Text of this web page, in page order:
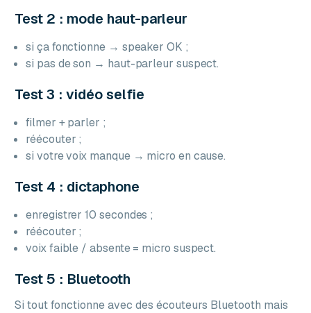
Test 2 : mode haut-parleur
si ça fonctionne → speaker OK ;
si pas de son → haut-parleur suspect.
Test 3 : vidéo selfie
filmer + parler ;
réécouter ;
si votre voix manque → micro en cause.
Test 4 : dictaphone
enregistrer 10 secondes ;
réécouter ;
voix faible / absente = micro suspect.
Test 5 : Bluetooth
Si tout fonctionne avec des écouteurs Bluetooth mais